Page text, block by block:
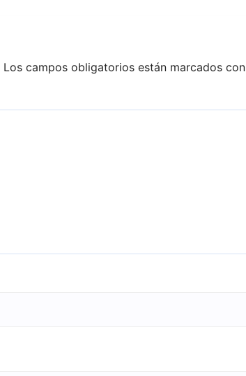
Los campos obligatorios están marcados con